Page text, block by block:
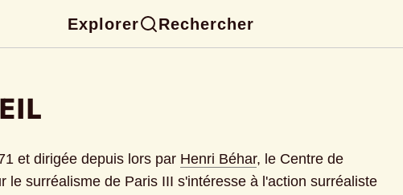
Explorer Rechercher
et dirigée depuis lors par Henri Béhar, le Centre de
le surréalisme de Paris III s'intéresse à l'action surréaliste